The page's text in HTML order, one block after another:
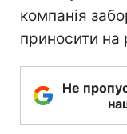
компанія
приносити на
Не